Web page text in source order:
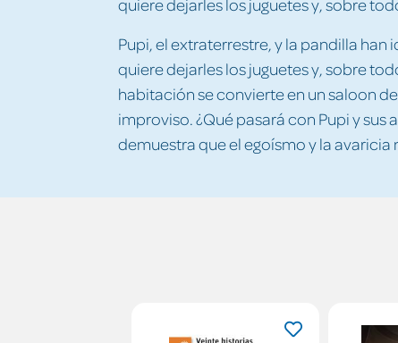
Pupi, el extraterrestre, y la pandilla han
quiere dejarles los juguetes y, sobre
habitación se convierte en un saloon
improviso. ¿Qué pasará con Pupi y
demuestra que el egoísmo y la